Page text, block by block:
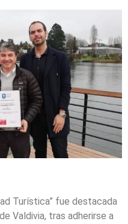
Turística” fue destacada
Valdivia, tras adherirse a